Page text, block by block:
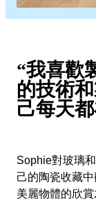
“我喜歡
的技術
己每天
Sophie對玻璃
己的陶瓷收藏
美麗物體的欣